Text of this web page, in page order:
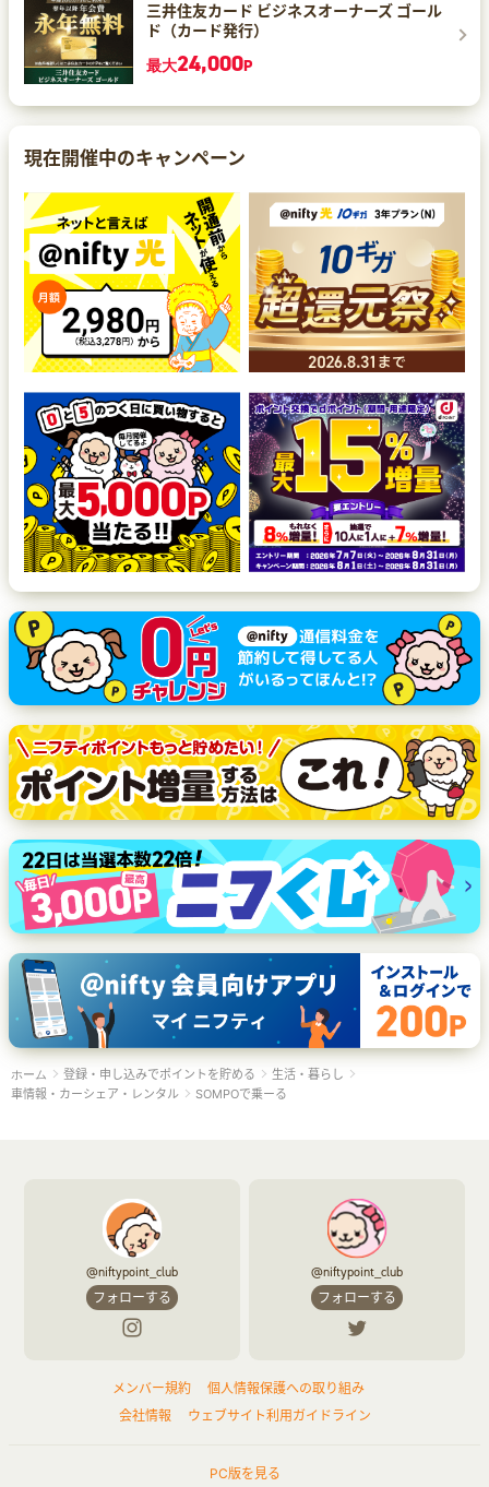
三井住友カード ビジネスオーナーズ ゴール
ド（カード発行）
最大24,000P
現在開催中のキャンペーン
ホーム 登録・申し込みでポイントを貯める
生活・暮らし
車情報・カーシェア・レンタル
SOMPOで乗ーる
@niftypoint_club
フォローする
@niftypoint_club
フォローする
メンバー規約
個人情報保護への取り組み
会社情報
ウェブサイト利用ガイドライン
PC版を見る